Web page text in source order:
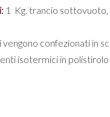
1 Kg. trancio sottovuoto,
vengono confezionati in
isotermici in